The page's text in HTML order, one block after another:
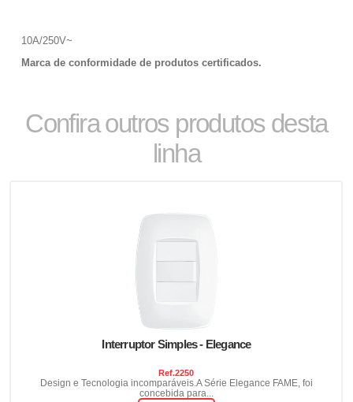
10A/250V~
Marca de conformidade de produtos certificados.
Confira outros produtos desta
linha
Interruptor Simples - Elegance
Ref.2250
Design e Tecnologia incomparáveis.A Série Elegance FAME, foi
concebida para...